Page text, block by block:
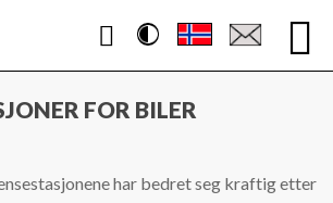
Contrast
FOR BILER
har bedret seg kraftig etter